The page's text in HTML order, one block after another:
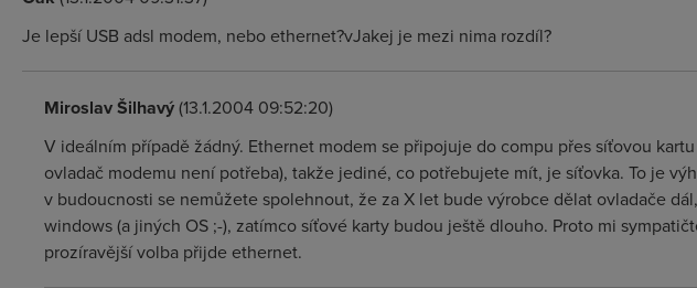
Je lepší USB adsl modem, nebo ethernet?vJakej je mezi nima rozdíl?
Miroslav Šilhavý(13.1.2004 09:52:20)
V ideálním případě žádný. Ethernet modem se připojuje do compu přes síťovou
ovladač modemu není potřeba), takže jediné, co potřebujete mít, je síťovka. To je
v budoucnosti se nemůžete spolehnout, že za X let bude výrobce dělat ovladače
windows (a jiných OS ;-), zatímco síťové karty budou ještě dlouho. Proto mi
prozíravější volba přijde ethernet.